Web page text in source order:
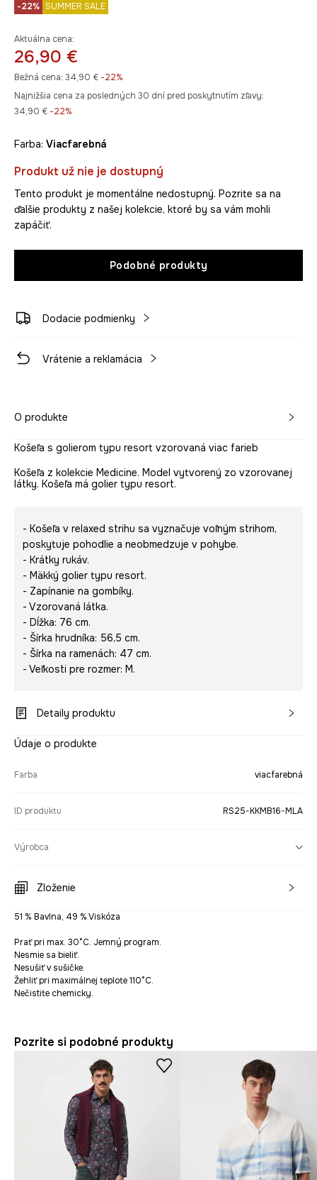
-22% SUMMER SALE
Aktuálna cena:
26,90 €
Bežná cena: 34,90 € -22%
Najnižšia cena za posledných 30 dní pred poskytnutím zľavy:
34,90 € -22%
Farba: viacfarebná
Produkt už nie je dostupný
Tento produkt je momentálne nedostupný. Pozrite sa na
ďalšie produkty z našej kolekcie, ktoré by sa vám mohli
zapáčiť.
Podobné produkty
Dodacie podmienky
Vrátenie a reklamácia
O produkte
Košeľa s golierom typu resort vzorovaná viac farieb
Košeľa z kolekcie Medicine. Model vytvorený zo vzorovanej
látky. Košeľa má golier typu resort.
- Košeľa v relaxed strihu sa vyznačuje voľným strihom,
poskytuje pohodlie a neobmedzuje v pohybe.
- Krátky rukáv.
- Mäkký golier typu resort.
- Zapínanie na gombíky.
- Vzorovaná látka.
- Dĺžka: 76 cm.
- Šírka hrudníka: 56,5 cm.
- Šírka na ramenách: 47 cm.
- Veľkosti pre rozmer: M.
Detaily produktu
Údaje o produkte
Farba viacfarebná
ID produktu RS25-KKMB16-MLA
Výrobca
Zloženie
51 % Bavlna, 49 % Viskóza
Prať pri max. 30°C. Jemný program.
Nesmie sa bieliť.
Nesušiť v sušičke.
Žehliť pri maximálnej teplote 110°C.
Nečistite chemicky.
Pozrite si podobné produkty